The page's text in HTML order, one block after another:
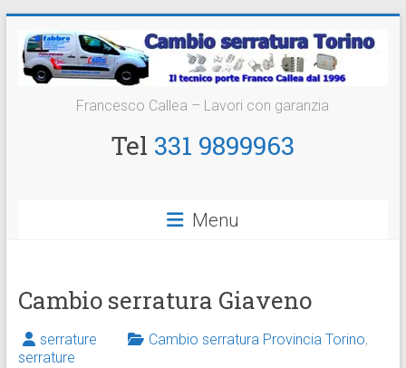
contenuto
Cambio
Serratura
Francesco Callea – Lavori con garanzia
Tel 331 9899963
Menu
Cambio serratura Giaveno
serrature Cambio serratura Provincia Torino,
serrature